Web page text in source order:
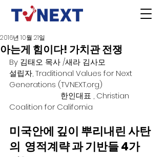
아는게 힘이다! 가치관 전쟁
2016년 10월 21일
By 김태오 목사 /새라 김사모
설립자, Traditional Values for Next
Generations (TVNEXT.org)
한인대표 , Christian
Coalition for California
미국안에 깊이 뿌리내린 사탄
의  영적계략 과 기반들 4가